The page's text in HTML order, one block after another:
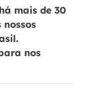
mais de 30
nos